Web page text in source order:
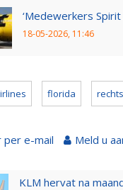
‘Medewerkers
18-05-2026, 11:46
florida
per e-mail Meld u
KLM hervat na